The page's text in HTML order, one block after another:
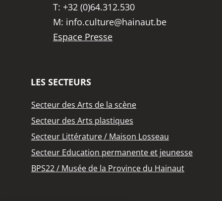
T: +32 (0)64.312.530
M: info.culture@hainaut.be
Espace Presse
LES SECTEURS
Secteur des Arts de la scène
Secteur des Arts plastiques
Secteur Littérature / Maison Losseau
Secteur Education permanente et jeunesse
BPS22 / Musée de la Province du Hainaut